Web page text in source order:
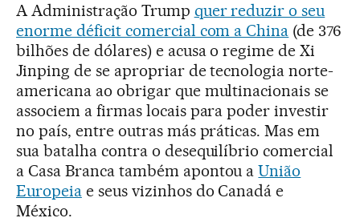
A Administração Trump quer reduzir o seu
enorme déficit comercial com a China (de 376
bilhões de dólares) e acusa o regime de Xi
Jinping de se apropriar de tecnologia norte-
americana ao obrigar que multinacionais se
associem a firmas locais para poder investir
no país, entre outras más práticas. Mas em
sua batalha contra o desequilíbrio comercial
a Casa Branca também apontou aUnião
Europeiae seus vizinhos do Canadá e
México.